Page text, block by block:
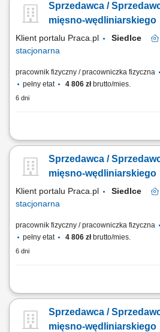
towarów na dziale świeżym - mięso,
terminów przydatności do spożycia aktywna
Sprzedawca /
mięsno-wędliniarskiego
Klient portalu Praca.pl Siedlce
stacjonarna
pracownik fizyczny / pracowniczka fizyczna
pełny etat
4 806 złbrutto/mies.
6 dni
obsługa klientów przy stoisku z produktami
produktów mięsnych, wędliniarskich i
jakości produktów i terminów przydatności
Sprzedawca /
mięsno-wędliniarskiego
Klient portalu Praca.pl Siedlce
stacjonarna
pracownik fizyczny / pracowniczka fizyczna
pełny etat
4 806 złbrutto/mies.
6 dni
obsługa klientów przy stoisku z produktami
produktów mięsnych, wędliniarskich i
jakości produktów i terminów przydatności
Sprzedawca /
mięsno-wędliniarskiego